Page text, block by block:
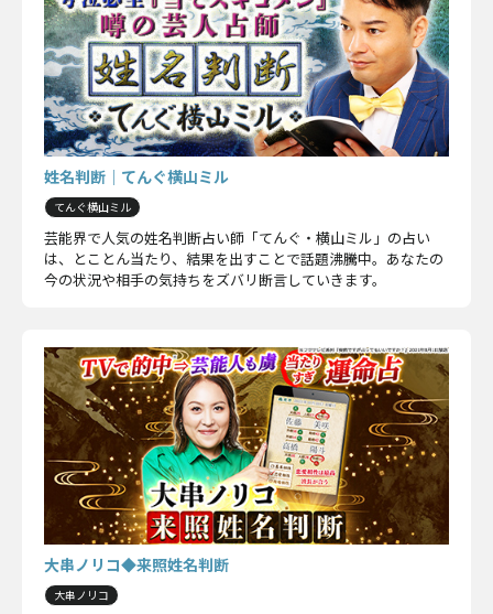
姓名判断｜てんぐ横山ミル
てんぐ横山ミル
芸能界で人気の姓名判断占い師「てんぐ・横山ミル」の占い
は、とことん当たり、結果を出すことで話題沸騰中。あなたの
今の状況や相手の気持ちをズバリ断言していきます。
大串ノリコ◆来照姓名判断
大串ノリコ